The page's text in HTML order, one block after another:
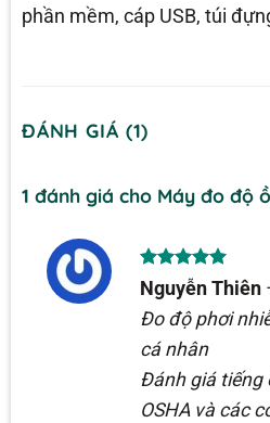
phần mềm, cáp USB, túi
ĐÁNH GIÁ (1)
1 đánh giá cho Máy đo độ
Được xếp
hạng55
sao
Nguyễn Thiên
Đo độ phơi
cá nhân
Đánh giá tiếng
OSHA và các